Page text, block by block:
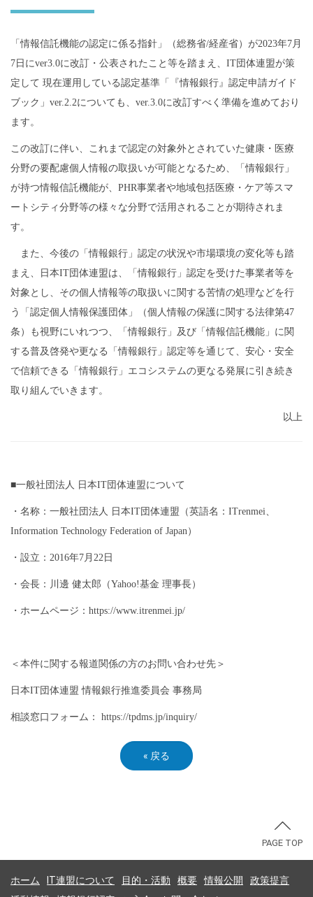
「情報信託機能の認定に係る指針」（総務省/経産省）が2023年7月
7日にver3.0に改訂・公表されたこと等を踏まえ、IT団体連盟が策
定して 現在運用している認定基準「『情報銀行』認定申請ガイド
ブック」ver.2.2についても、ver.3.0に改訂すべく準備を進めており
ます。
この改訂に伴い、これまで認定の対象外とされていた健康・医療
分野の要配慮個人情報の取扱いが可能となるため、「情報銀行」
が持つ情報信託機能が、PHR事業者や地域包括医療・ケア等スマ
ートシティ分野等の様々な分野で活用されることが期待されま
す。
また、今後の「情報銀行」認定の状況や市場環境の変化等も踏
まえ、日本IT団体連盟は、「情報銀行」認定を受けた事業者等を
対象とし、その個人情報等の取扱いに関する苦情の処理などを行
う「認定個人情報保護団体」（個人情報の保護に関する法律第47
条）も視野にいれつつ、「情報銀行」及び「情報信託機能」に関
する普及啓発や更なる「情報銀行」認定等を通じて、安心・安全
で信頼できる「情報銀行」エコシステムの更なる発展に引き続き
取り組んでいきます。
以上
■一般社団法人 日本IT団体連盟について
・名称：一般社団法人 日本IT団体連盟（英語名：ITrenmei、
Information Technology Federation of Japan）
・設立：2016年7月22日
・会長：川邊 健太郎（Yahoo!基金 理事長）
・ホームページ：https://www.itrenmei.jp/
＜本件に関する報道関係の方のお問い合わせ先＞
日本IT団体連盟 情報銀行推進委員会 事務局
相談窓口フォーム： https://tpdms.jp/inquiry/
« 戻る
PAGE TOP
ホーム IT連盟について 目的・活動 概要 情報公開
政策提言